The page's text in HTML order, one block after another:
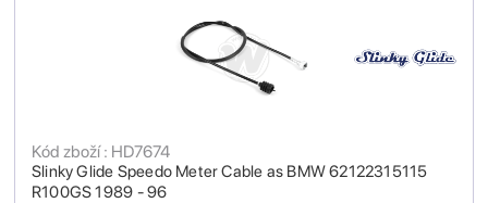
Slinky Glide Speedo Meter Cable as BMW 62122315115
R100GS 1989 - 96
Kód zboží : HD7674